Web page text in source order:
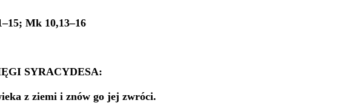
Mk 10,13–16
SYRACYDESA:
z ziemi i znów go jej zwróci.